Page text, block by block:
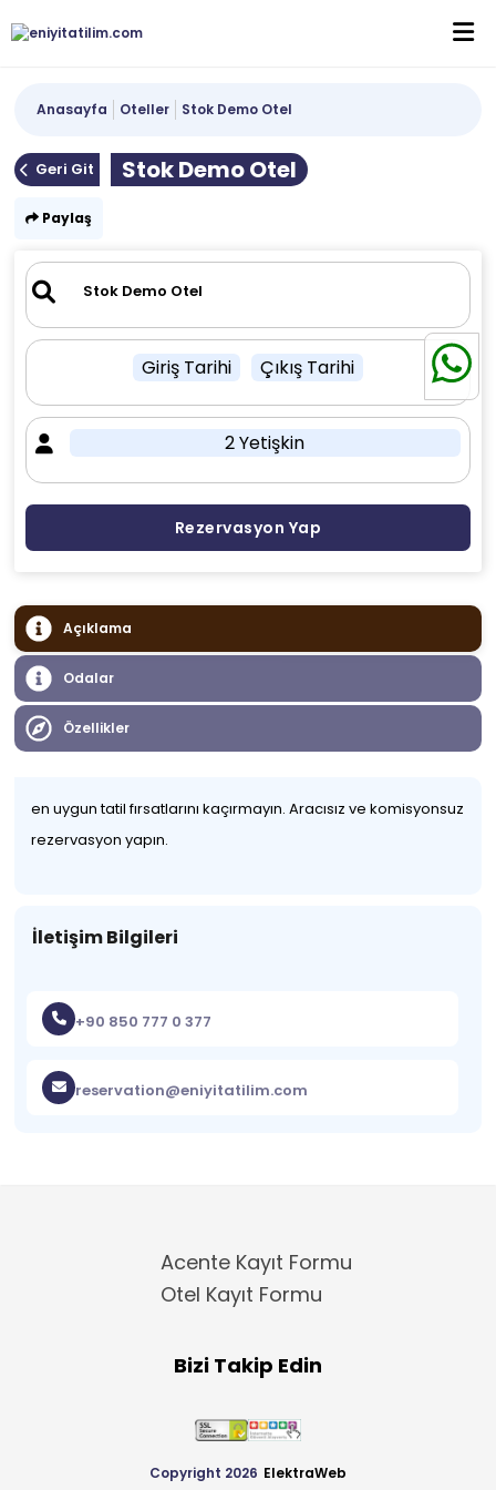
Anasayfa Oteller Stok Demo Otel
Geri Git Stok Demo Otel
Paylaş
Giriş Tarihi Çıkış Tarihi
2 Yetişkin
Rezervasyon Yap
Açıklama
Odalar
Özellikler
en uygun tatil fırsatlarını kaçırmayın. Aracısız ve komisyonsuz
rezervasyon yapın.
İletişim Bilgileri
+90 850 777 0 377
reservation@eniyitatilim.com
Acente Kayıt Formu
Otel Kayıt Formu
Bizi Takip Edin
Copyright 2026 ElektraWeb